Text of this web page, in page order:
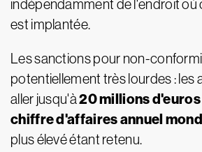
indépendamment de l'endroit où
est implantée.
Les sanctions pour non-
potentiellement très lourdes : les
aller jusqu'à20 millions d'euros
chiffre d'affaires annuel
plus élevé étant retenu.